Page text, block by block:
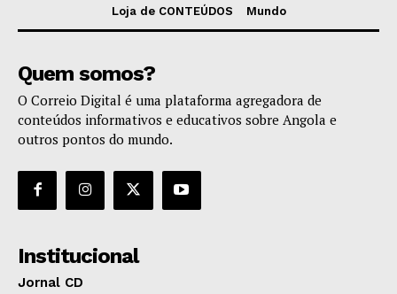
Loja de CONTEÚDOS
Mundo
Quem somos?
O Correio Digital é uma plataforma agregadora de
conteúdos informativos e educativos sobre Angola e
outros pontos do mundo.
Institucional
Jornal CD